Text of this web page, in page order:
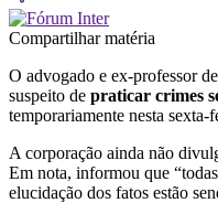
Compartilhar matéria
O advogado e ex-professor
suspeito de praticar crimes
temporariamente nesta
A corporação ainda não
Em nota, informou que
elucidação dos fatos estão